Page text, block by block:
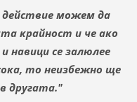
действие можем да
крайност и че ако
се залюлее
то неизбежно ще
другата."